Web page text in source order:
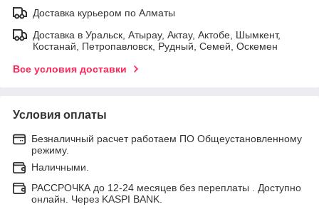
Доставка курьером по Алматы
Доставка в Уральск, Атырау, Актау, Актобе, Шымкент,
Костанай, Петропавловск, Рудный, Семей, Оскемен
Все условия доставки
Условия оплаты
Безналичный расчет работаем ПО Общеустановленному
режиму.
Наличными.
РАССРОЧКА до 12-24 месяцев без переплаты . Доступно
онлайн. Через KASPI BANK.